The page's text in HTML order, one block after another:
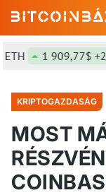
1 909,77$ +2,2%
KRIPTOGAZDASÁG
MOST